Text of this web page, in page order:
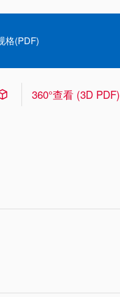
格(PDF)
360°查看 (3D PDF)